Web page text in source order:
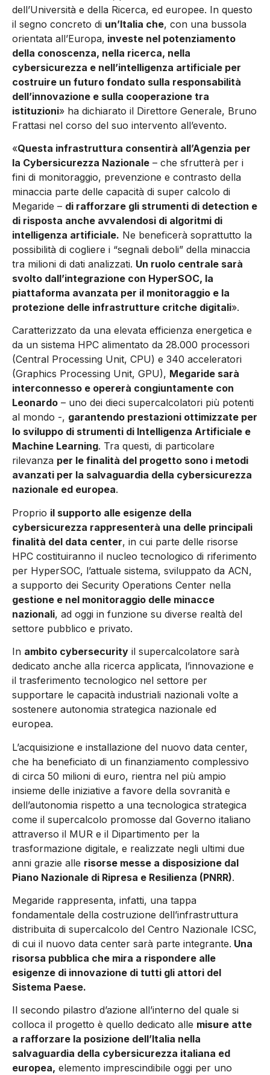
dell’Università e della Ricerca, ed europee. In questo
il segno concreto di un’Italia che, con una bussola
orientata all’Europa, investe nel potenziamento
della conoscenza, nella ricerca, nella
cybersicurezza e nell’intelligenza artificiale per
costruire un futuro fondato sulla responsabilità
dell’innovazione e sulla cooperazione tra
istituzioni» ha dichiarato il Direttore Generale, Bruno
Frattasi nel corso del suo intervento all’evento.
«Questa infrastruttura consentirà all’Agenzia per
la Cybersicurezza Nazionale – che sfrutterà per i
fini di monitoraggio, prevenzione e contrasto della
minaccia parte delle capacità di super calcolo di
Megaride – di rafforzare gli strumenti di detection e
di risposta anche avvalendosi di algoritmi di
intelligenza artificiale. Ne beneficerà soprattutto la
possibilità di cogliere i “segnali deboli” della minaccia
tra milioni di dati analizzati. Un ruolo centrale sarà
svolto dall’integrazione con HyperSOC, la
piattaforma avanzata per il monitoraggio e la
protezione delle infrastrutture critche digitali».
Caratterizzato da una elevata efficienza energetica e
da un sistema HPC alimentato da 28.000 processori
(Central Processing Unit, CPU) e 340 acceleratori
(Graphics Processing Unit, GPU), Megaride sarà
interconnesso e opererà congiuntamente con
Leonardo – uno dei dieci supercalcolatori più potenti
al mondo -, garantendo prestazioni ottimizzate per
lo sviluppo di strumenti di Intelligenza Artificiale e
Machine Learning. Tra questi, di particolare
rilevanza per le finalità del progetto sono i metodi
avanzati per la salvaguardia della cybersicurezza
nazionale ed europea.
Proprio il supporto alle esigenze della
cybersicurezza rappresenterà una delle principali
finalità del data center, in cui parte delle risorse
HPC costituiranno il nucleo tecnologico di riferimento
per HyperSOC, l’attuale sistema, sviluppato da ACN,
a supporto dei Security Operations Center nella
gestione e nel monitoraggio delle minacce
nazionali, ad oggi in funzione su diverse realtà del
settore pubblico e privato.
In ambito cybersecurity il supercalcolatore sarà
dedicato anche alla ricerca applicata, l’innovazione e
il trasferimento tecnologico nel settore per
supportare le capacità industriali nazionali volte a
sostenere autonomia strategica nazionale ed
europea.
L’acquisizione e installazione del nuovo data center,
che ha beneficiato di un finanziamento complessivo
di circa 50 milioni di euro, rientra nel più ampio
insieme delle iniziative a favore della sovranità e
dell’autonomia rispetto a una tecnologica strategica
come il supercalcolo promosse dal Governo italiano
attraverso il MUR e il Dipartimento per la
trasformazione digitale, e realizzate negli ultimi due
anni grazie alle risorse messe a disposizione dal
Piano Nazionale di Ripresa e Resilienza (PNRR).
Megaride rappresenta, infatti, una tappa
fondamentale della costruzione dell’infrastruttura
distribuita di supercalcolo del Centro Nazionale ICSC,
di cui il nuovo data center sarà parte integrante. Una
risorsa pubblica che mira a rispondere alle
esigenze di innovazione di tutti gli attori del
Sistema Paese.
Il secondo pilastro d’azione all’interno del quale si
colloca il progetto è quello dedicato alle misure atte
a rafforzare la posizione dell’Italia nella
salvaguardia della cybersicurezza italiana ed
europea, elemento imprescindibile oggi per uno